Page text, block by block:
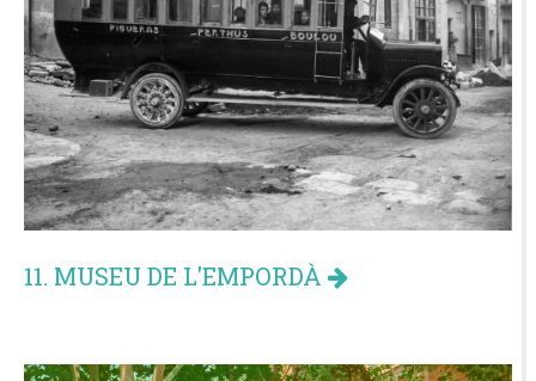
11. MUSEU DE L'EMPORDÀ